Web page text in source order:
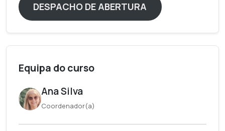
DESPACHO DE ABERTURA
Equipa do curso
Ana Silva
Coordenador(a)